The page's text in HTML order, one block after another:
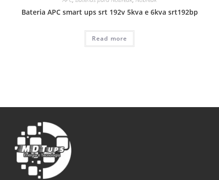
Bateria APC smart ups srt 192v 5kva e 6kva srt192bp
Read more